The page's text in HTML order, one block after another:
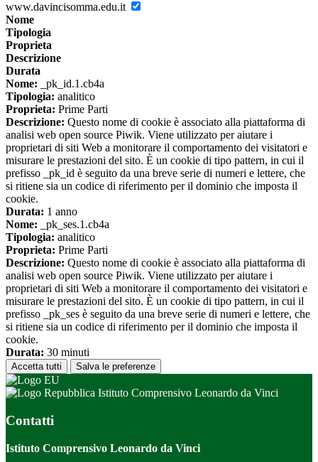
www.davincisomma.edu.it
Nome
Tipologia
Proprieta
Descrizione
Durata
Nome: _pk_id.1.cb4a
Tipologia: analitico
Proprieta: Prime Parti
Descrizione: Questo nome di cookie è associato alla piattaforma di
analisi web open source Piwik. Viene utilizzato per aiutare i
proprietari di siti Web a monitorare il comportamento dei visitatori e
misurare le prestazioni del sito. È un cookie di tipo pattern, in cui il
prefisso _pk_id è seguito da una breve serie di numeri e lettere, che
si ritiene sia un codice di riferimento per il dominio che imposta il
cookie.
Durata: 1 anno
Nome: _pk_ses.1.cb4a
Tipologia: analitico
Proprieta: Prime Parti
Descrizione: Questo nome di cookie è associato alla piattaforma di
analisi web open source Piwik. Viene utilizzato per aiutare i
proprietari di siti Web a monitorare il comportamento dei visitatori e
misurare le prestazioni del sito. È un cookie di tipo pattern, in cui il
prefisso _pk_ses è seguito da una breve serie di numeri e lettere, che
si ritiene sia un codice di riferimento per il dominio che imposta il
cookie.
Durata: 30 minuti
Accetta tutti Salva le preferenze
Istituto Comprensivo Leonardo da Vinci
Contatti
Istituto Comprensivo Leonardo da Vinci